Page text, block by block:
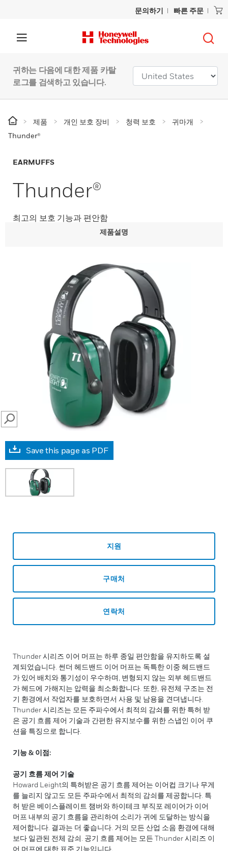
문의하기 빠른 주문
귀하는 다음에 대한 제품 카탈
로그를 검색하고 있습니다.
제품 개인 보호 장비 청력 보호
귀마개
Thunder®
EARMUFFS
Thunder®
최고의 보호 기능과 편안함
제품설명
SEARCH
Save this page as PDF
지원
구매처
연락처
Thunder 시리즈 이어 머프는 하루 종일 편안함을 유지하도록 설
계되었습니다. 썬더 헤드밴드 이어 머프는 독특한 이중 헤드밴드
가 있어 배치와 통기성이 우수하며, 변형되지 않는 외부 헤드밴드
가 헤드에 가해지는 압력을 최소화합니다. 또한, 유전체 구조는 전
기 환경에서 작업자를 보호하면서 사용 및 남용을 견뎌냅니다.
Thunder 시리즈는 모든 주파수에서 최적의 감쇠를 위한 특허 받
은 공기 흐름 제어 기술과 간편한 유지보수를 위한 스냅인 이어 쿠
션을 특징으로 합니다.
기능 & 이점:
공기 흐름 제어 기술
Howard Leight의 특허받은 공기 흐름 제어는 이어컵 크기나 무게
를 늘리지 않고도 모든 주파수에서 최적의 감쇠를 제공합니다. 특
허 받은 베이스플레이트 챔버와 하이테크 부직포 레이어가 이어
머프 내부의 공기 흐름을 관리하여 소리가 귀에 도달하는 방식을
제어합니다. 결과는 더 좋습니다. 거의 모든 산업 소음 환경에 대해
보다 일관된 전체 감쇠. 공기 흐름 제어는 모든 Thunder 시리즈 이
어 머프에 대한 표준 기능입니다.